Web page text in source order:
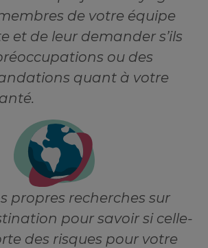
de votre équipe
et de leur demander s’ils
ou des
quant à votre
propres recherches sur
pour savoir si celle-
des risques pour votre